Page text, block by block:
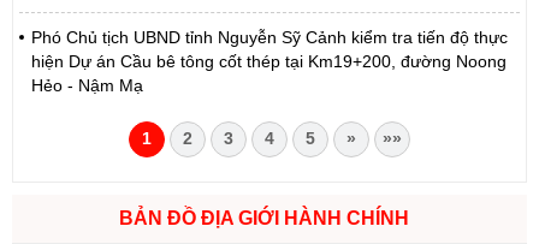
Phó Chủ tịch UBND tỉnh Nguyễn Sỹ Cảnh kiểm tra tiến độ thực
hiện Dự án Cầu bê tông cốt thép tại Km19+200, đường Noong
Hẻo - Nậm Mạ
1 2 3 4 5 » »»
BẢN ĐỒ ĐỊA GIỚI HÀNH CHÍNH